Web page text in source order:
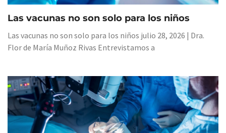
Las vacunas no son solo para los niños
Las vacunas no son solo para los niños julio 28, 2026 | Dra.
Flor de María Muñoz Rivas Entrevistamos a